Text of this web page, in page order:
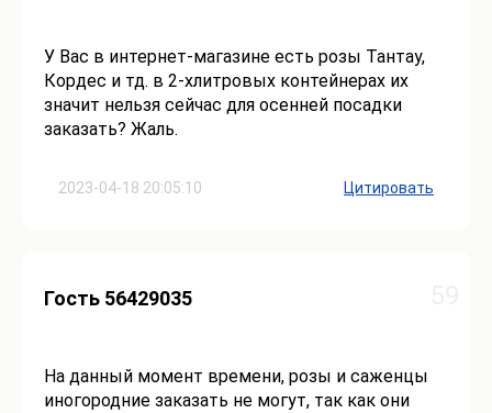
2023-04-18 20:05:10
У Вас в интернет-магазине есть розы Тантау,
Кордес и тд. в 2-хлитровых контейнерах их
значит нельзя сейчас для осенней посадки
заказать? Жаль.
Цитировать
Гость 56429035
На данный момент времени, розы и саженцы
иногородние заказать не могут, так как они